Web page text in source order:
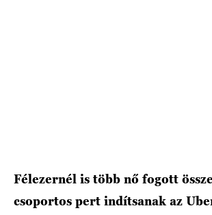
Félezernél is több nő fogott
csoportos pert indítsanak az